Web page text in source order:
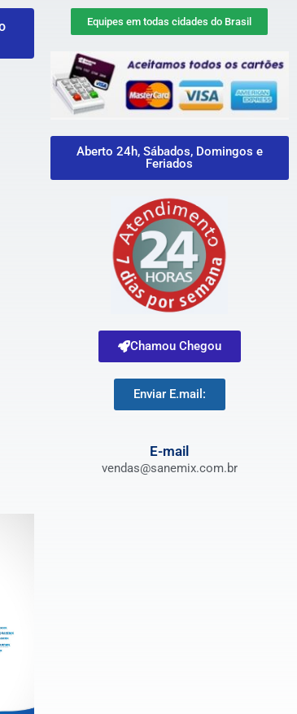
Equipes em todas cidades do Brasil
Aberto 24h, Sábados, Domingos e
Feriados
Chamou Chegou
Enviar E.mail:
E-mail
vendas@sanemix.com.br